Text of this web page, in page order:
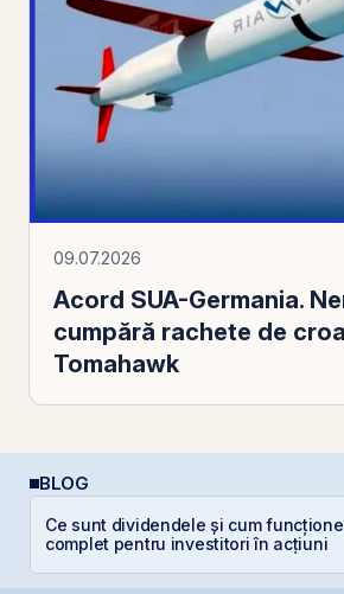
09.07.2026
Acord SUA-Germania.
cumpără rachete de
Tomahawk
BLOG
Ce sunt dividendele și cum
complet pentru investitori în acțiuni